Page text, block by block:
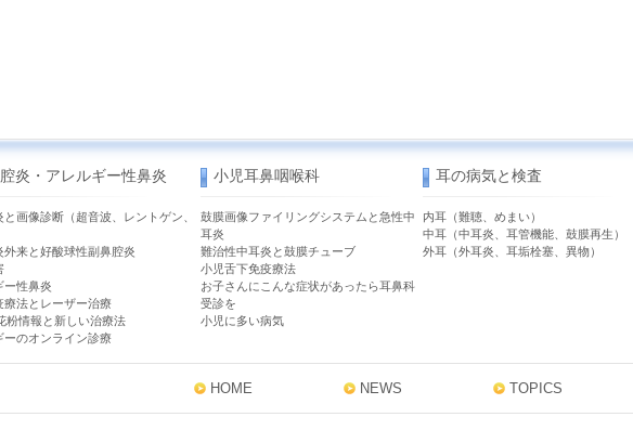
炎・アレルギー性鼻炎
と画像診断（超音波、レントゲン、
外来と好酸球性副鼻腔炎
ー性鼻炎
療法とレーザー治療
粉情報と新しい治療法
ーのオンライン診療
小児耳鼻咽喉科
鼓膜画像ファイリングシステムと急性中
耳炎
難治性中耳炎と鼓膜チューブ
小児舌下免疫療法
お子さんにこんな症状があったら耳鼻科
受診を
小児に多い病気
耳の病気と検査
内耳（難聴、めまい）
中耳（中耳炎、耳管機能、鼓膜再生）
外耳（外耳炎、耳垢栓塞、異物）
HOME NEWS TOPICS